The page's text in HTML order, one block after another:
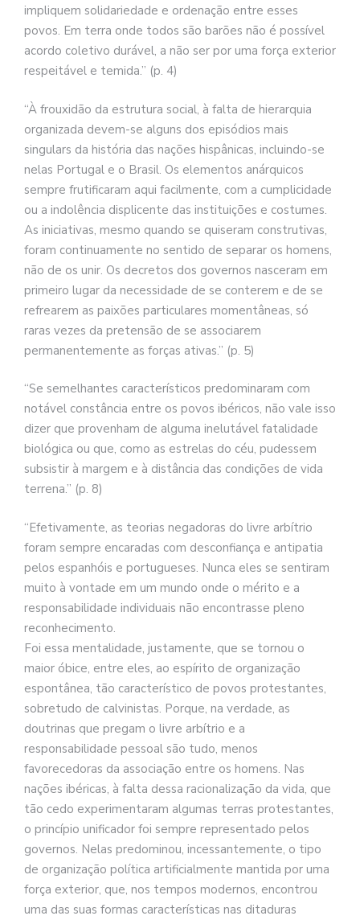
impliquem solidariedade e ordenação entre esses
povos. Em terra onde todos são barões não é possível
acordo coletivo durável, a não ser por uma força exterior
respeitável e temida.” (p. 4)
“À frouxidão da estrutura social, à falta de hierarquia
organizada devem-se alguns dos episódios mais
singulars da história das nações hispânicas, incluindo-se
nelas Portugal e o Brasil. Os elementos anárquicos
sempre frutificaram aqui facilmente, com a cumplicidade
ou a indolência displicente das instituições e costumes.
As iniciativas, mesmo quando se quiseram construtivas,
foram continuamente no sentido de separar os homens,
não de os unir. Os decretos dos governos nasceram em
primeiro lugar da necessidade de se conterem e de se
refrearem as paixões particulares momentâneas, só
raras vezes da pretensão de se associarem
permanentemente as forças ativas.” (p. 5)
“Se semelhantes característicos predominaram com
notável constância entre os povos ibéricos, não vale isso
dizer que provenham de alguma inelutável fatalidade
biológica ou que, como as estrelas do céu, pudessem
subsistir à margem e à distância das condições de vida
terrena.” (p. 8)
“Efetivamente, as teorias negadoras do livre arbítrio
foram sempre encaradas com desconfiança e antipatia
pelos espanhóis e portugueses. Nunca eles se sentiram
muito à vontade em um mundo onde o mérito e a
responsabilidade individuais não encontrasse pleno
reconhecimento.
Foi essa mentalidade, justamente, que se tornou o
maior óbice, entre eles, ao espírito de organização
espontânea, tão característico de povos protestantes,
sobretudo de calvinistas. Porque, na verdade, as
doutrinas que pregam o livre arbítrio e a
responsabilidade pessoal são tudo, menos
favorecedoras da associação entre os homens. Nas
nações ibéricas, à falta dessa racionalização da vida, que
tão cedo experimentaram algumas terras protestantes,
o princípio unificador foi sempre representado pelos
governos. Nelas predominou, incessantemente, o tipo
de organização política artificialmente mantida por uma
força exterior, que, nos tempos modernos, encontrou
uma das suas formas características nas ditaduras